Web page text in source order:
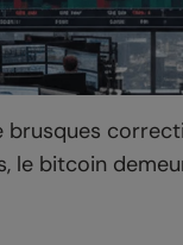
le bitcoin